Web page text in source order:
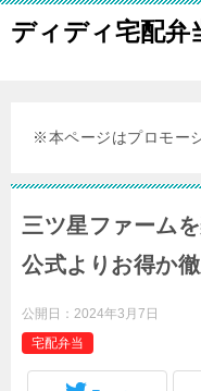
ディディ宅配弁
※本ページはプロモー
三ツ星ファーム
公式よりお得か
公開日： 2024年3月7日
宅配弁当